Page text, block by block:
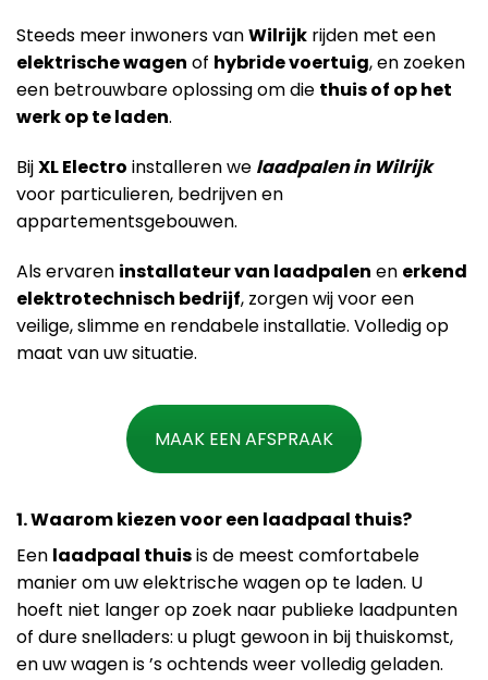
Steeds meer inwoners vanWilrijk rijden met een
elektrische wagen of hybride voertuig, en zoeken
een betrouwbare oplossing om die thuis of op het
werk op te laden.
BijXL Electro installeren we laadpalen in Wilrijk
voor particulieren, bedrijven en
appartementsgebouwen.
Als ervaren installateur van laadpalen en erkend
elektrotechnisch bedrijf, zorgen wij voor een
veilige, slimme en rendabele installatie. Volledig op
maat van uw situatie.
MAAK EEN AFSPRAAK
1. Waarom kiezen voor een laadpaal thuis?
Een laadpaal thuisis de meest comfortabele
manier om uw elektrische wagen op te laden. U
hoeft niet langer op zoek naar publieke laadpunten
of dure snelladers: u plugt gewoon in bij thuiskomst,
en uw wagen is ’s ochtends weer volledig geladen.